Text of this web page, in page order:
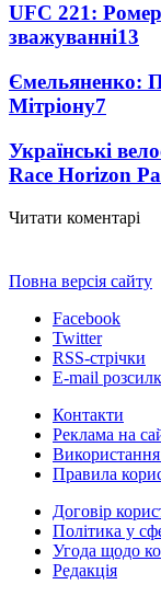
UFC 221:
зважуванні13
Ємельяненко:
Мітріону7
Українські
Race Horizon
Читати коментарі
Повна версія сайту
Facebook
Twitter
RSS-стрічки
E-mail
Контакти
Реклама на
Використання
Правила
Договір
Політика у
Угода щодо
Редакція